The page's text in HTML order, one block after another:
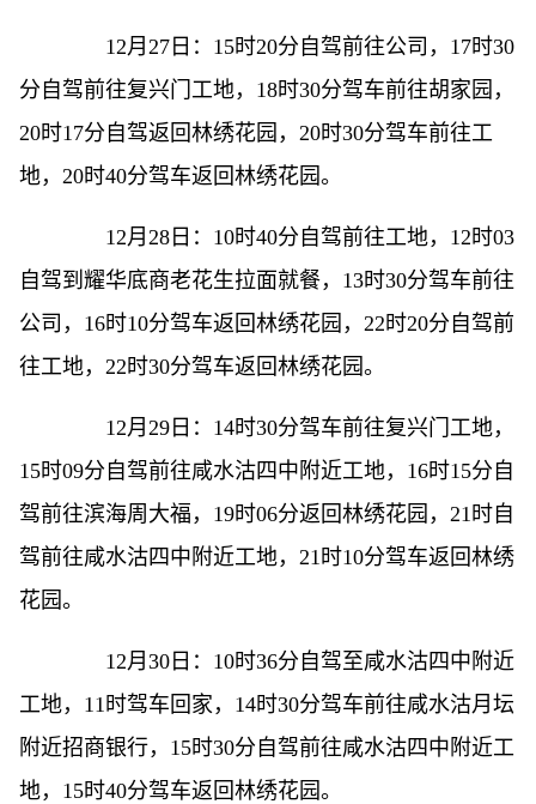
12月27日：15时20分自驾前往公司，17时30
分自驾前往复兴门工地，18时30分驾车前往胡家园，
20时17分自驾返回林绣花园，20时30分驾车前往工
地，20时40分驾车返回林绣花园。
12月28日：10时40分自驾前往工地，12时03
自驾到耀华底商老花生拉面就餐，13时30分驾车前往
公司，16时10分驾车返回林绣花园，22时20分自驾前
往工地，22时30分驾车返回林绣花园。
12月29日：14时30分驾车前往复兴门工地，
15时09分自驾前往咸水沽四中附近工地，16时15分自
驾前往滨海周大福，19时06分返回林绣花园，21时自
驾前往咸水沽四中附近工地，21时10分驾车返回林绣
花园。
12月30日：10时36分自驾至咸水沽四中附近
工地，11时驾车回家，14时30分驾车前往咸水沽月坛
附近招商银行，15时30分自驾前往咸水沽四中附近工
地，15时40分驾车返回林绣花园。